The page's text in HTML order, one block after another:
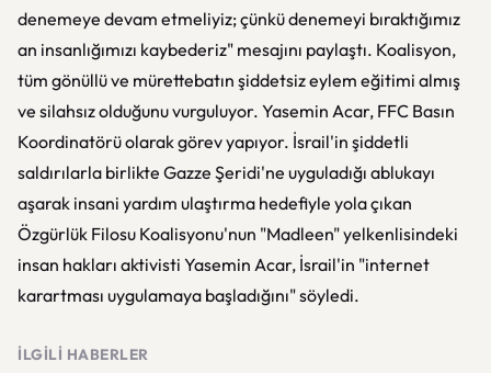
denemeye devam etmeliyiz; çünkü denemeyi bıraktığımız
an insanlığımızı kaybederiz" mesajını paylaştı. Koalisyon,
tüm gönüllü ve mürettebatın şiddetsiz eylem eğitimi almış
ve silahsız olduğunu vurguluyor. Yasemin Acar, FFC Basın
Koordinatörü olarak görev yapıyor. İsrail'in şiddetli
saldırılarla birlikte Gazze Şeridi'ne uyguladığı ablukayı
aşarak insani yardım ulaştırma hedefiyle yola çıkan
Özgürlük Filosu Koalisyonu'nun "Madleen" yelkenlisindeki
insan hakları aktivisti Yasemin Acar, İsrail'in "internet
karartması uygulamaya başladığını" söyledi.
İLGILI HABERLER